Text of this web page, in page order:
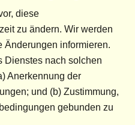
diese
zu ändern. Wir werden
Änderungen informieren.
Dienstes nach solchen
Anerkennung der
und (b) Zustimmung,
gebunden zu